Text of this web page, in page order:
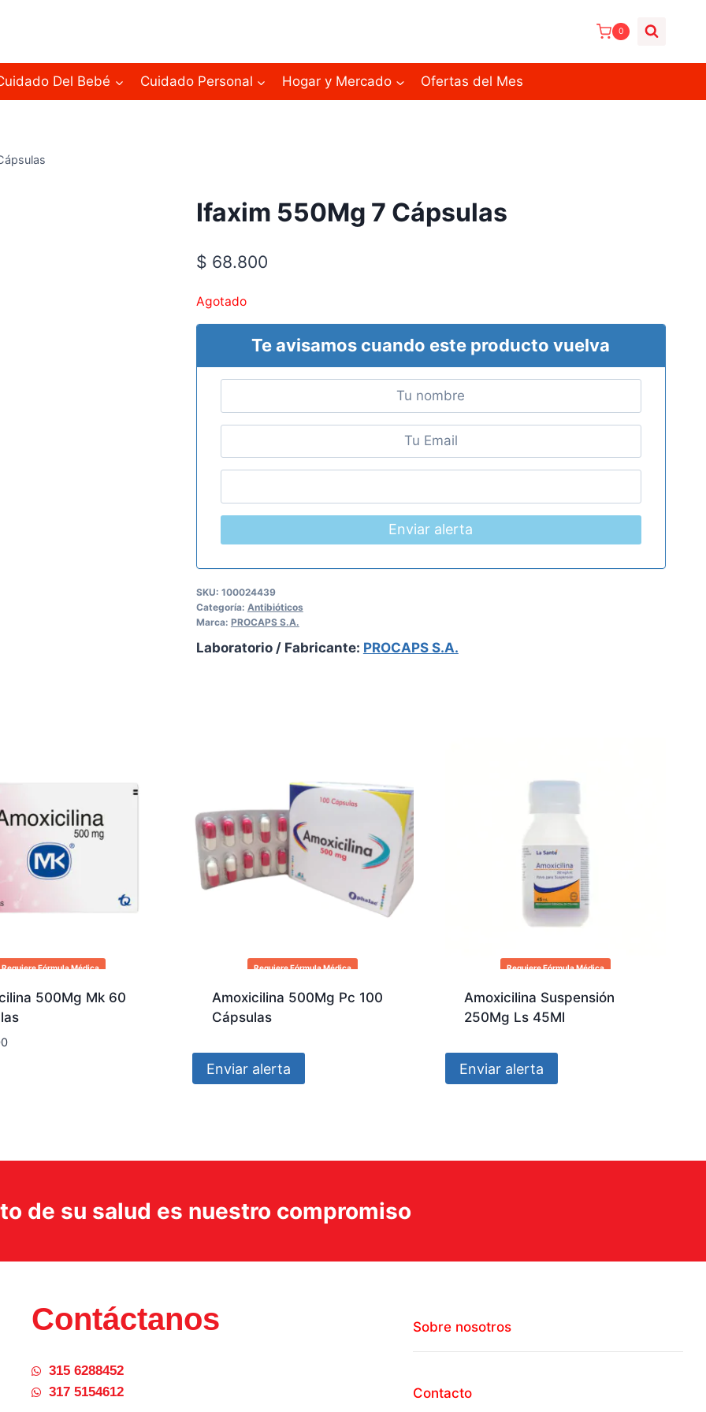
0
Del Bebé Cuidado Personal Hogar y Mercado Ofertas del Mes
Ifaxim 550Mg 7 Cápsulas
$ 68.800
Agotado
Te avisamos cuando este producto vuelva
Enviar alerta
SKU: 100024439
Categoría: Antibióticos
Marca: PROCAPS S.A.
Laboratorio / Fabricante: PROCAPS S.A.
Requiere Fórmula Médica
500Mg Mk 60
Requiere Fórmula Médica
Amoxicilina 500Mg Pc 100
Cápsulas
Enviar alerta
Requiere Fórmula Médica
Amoxicilina Suspensión
250Mg Ls 45Ml
Enviar alerta
de su salud es nuestro compromiso
Contáctanos
315 6288452
317 5154612
Sobre nosotros
Contacto